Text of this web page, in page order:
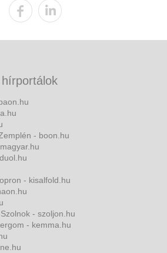
- boon.hu
- kisalfold.hu
- szoljon.hu
- kemma.hu